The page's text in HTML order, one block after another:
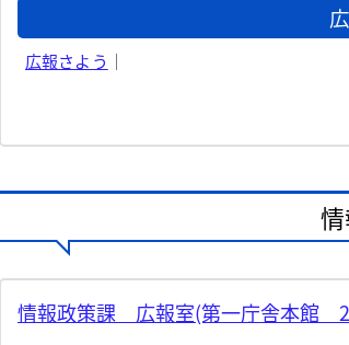
広報さよう ｜
情報政策課 広報室(第一庁舎本館